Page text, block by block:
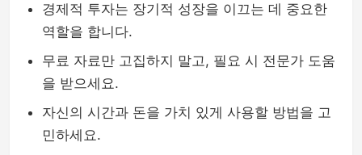
경제적 투자는 장기적 성장을 이끄는 데 중요한
역할을 합니다.
무료 자료만 고집하지 말고, 필요 시 전문가 도움
을 받으세요.
자신의 시간과 돈을 가치 있게 사용할 방법을 고
민하세요.